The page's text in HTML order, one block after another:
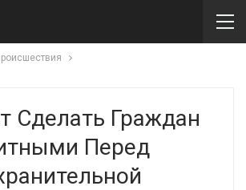
Сделать Граждан
Перед